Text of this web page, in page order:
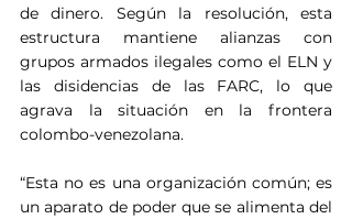
de dinero. Según la resolución, esta
estructura mantiene alianzas con
grupos armados ilegales como el ELN y
las disidencias de las FARC, lo que
agrava la situación en la frontera
colombo-venezolana.
“Esta no es una organización común; es
un aparato de poder que se alimenta del